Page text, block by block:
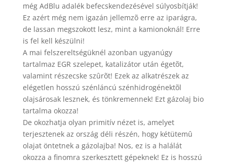
még AdBlu adalék befecskendezésével súlyosbítják!
Ez azért még nem igazán jellemzõ erre az iparágra,
de lassan megszokott lesz, mint a kamionoknál! Erre
is fel kell készülni!
A mai felszereltségüknél azonban ugyanúgy
tartalmaz EGR szelepet, katalizátor után égetõt,
valamint részecske szûrõt! Ezek az alkatrészek az
elégetlen hosszú szénláncú szénhidrogénektõl
olajsárosak lesznek, és tönkremennek! Ezt gázolaj bio
tartalma okozza!
De okozhatja olyan primitív nézet is, amelyet
terjesztenek az ország déli részén, hogy kétütemû
olajat öntetnek a gázolajba! Nos, ez is a halálát
okozza a finomra szerkesztett gépeknek! Ez is hosszú